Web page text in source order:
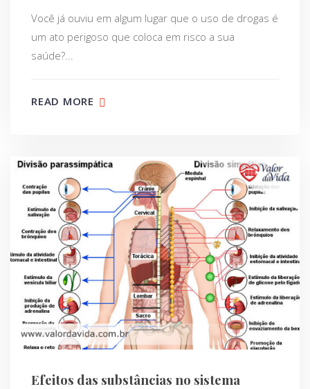
Você já ouviu em algum lugar que o uso de drogas é
um ato perigoso que coloca em risco a sua
saúde?...
READ MORE
Efeitos das substâncias no sistema